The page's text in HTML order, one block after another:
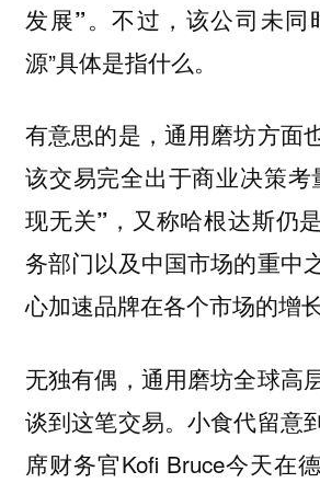
发展”。不过，该公司未同
源”具体是指什么。
有意思的是，通用磨坊方面
该交易完全出于商业决策考
现无关”，又称哈根达斯仍
务部门以及中国市场的重中
心加速品牌在各个市场的增长
无独有偶，通用磨坊全球高
谈到这笔交易。小食代留意
席财务官Kofi Bruce今天在